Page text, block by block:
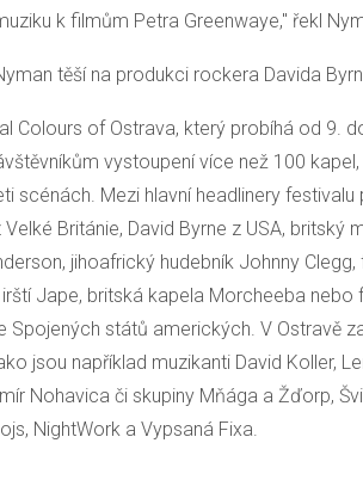
k filmům Petra Greenwaye," řekl
těší na produkci rockera Davida
Colours of Ostrava, který probíhá od 9.
vystoupení více než 100
scénách. Mezi hlavní headlinery
Velké Británie, David Byrne z USA, britský
jihoafrický hudebník Johnny
Jape, britská kapela Morcheeba nebo
Spojených států amerických. V Ostravě
jsou například muzikanti David Koller,
Nohavica či skupiny Mňága a Žďorp,
NightWork a Vypsaná Fixa.